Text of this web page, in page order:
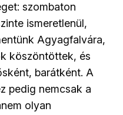
szombaton
ismeretlenül,
Agyagfalvára,
köszöntöttek, és
barátként. A
pedig nemcsak a
olyan